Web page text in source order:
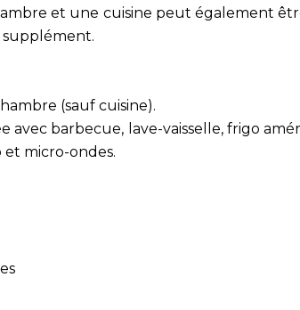
et une cuisine peut également
(sauf cuisine).
avec barbecue, lave-vaisselle, frigo
et micro-ondes.